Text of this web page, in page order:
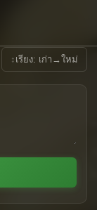
↕ เรียง: เก่า→ใหม่